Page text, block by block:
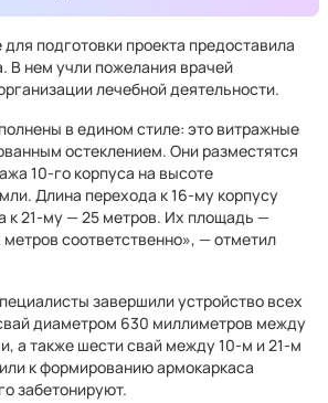
подготовки проекта предоставила
В нем учли пожелания врачей
лечебной деятельности.
в едином стиле: это витражные
остеклением. Они разместятся
10-го корпуса на высоте
Длина перехода к 16-му корпусу
к 21-му — 25 метров. Их площадь —
соответственно», — отметил
завершили устройство всех
диаметром 630 миллиметров между
а также шести свай между 10-м и 21-м
к формированию армокаркаса
забетонируют.